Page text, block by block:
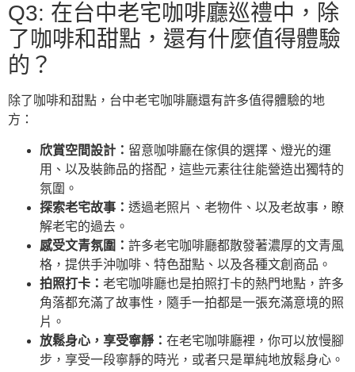
Q3: 在台中老宅咖啡廳巡禮中，除
了咖啡和甜點，還有什麼值得體驗
的？
除了咖啡和甜點，台中老宅咖啡廳還有許多值得體驗的地
方：
欣賞空間設計： 留意咖啡廳在傢俱的選擇、燈光的運
用、以及裝飾品的搭配，這些元素往往能營造出獨特的
氛圍。
探索老宅故事： 透過老照片、老物件、以及老故事，瞭
解老宅的過去。
感受文青氛圍： 許多老宅咖啡廳都散發著濃厚的文青風
格，提供手沖咖啡、特色甜點、以及各種文創商品。
拍照打卡： 老宅咖啡廳也是拍照打卡的熱門地點，許多
角落都充滿了故事性，隨手一拍都是一張充滿意境的照
片。
放鬆身心，享受寧靜： 在老宅咖啡廳裡，你可以放慢腳
步，享受一段寧靜的時光，或者只是單純地放鬆身心。